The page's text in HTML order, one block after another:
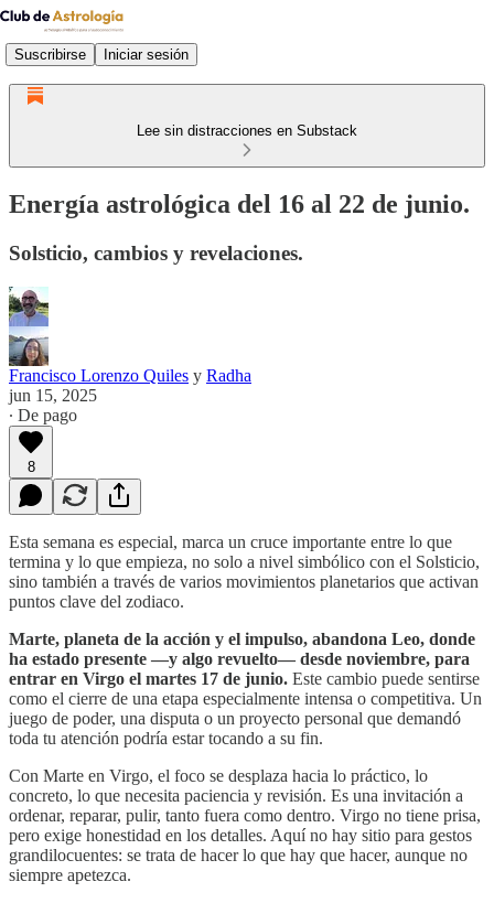
Suscribirse Iniciar sesión
Lee sin distracciones en Substack
Energía astrológica del 16 al 22 de junio.
Solsticio, cambios y revelaciones.
Francisco Lorenzo Quiles y Radha
jun 15, 2025
∙ De pago
8
Esta semana es especial, marca un cruce importante entre lo que
termina y lo que empieza, no solo a nivel simbólico con el Solsticio,
sino también a través de varios movimientos planetarios que activan
puntos clave del zodiaco.
Marte, planeta de la acción y el impulso, abandona Leo, donde
ha estado presente —y algo revuelto— desde noviembre, para
entrar en Virgo el martes 17 de junio. Este cambio puede sentirse
como el cierre de una etapa especialmente intensa o competitiva. Un
juego de poder, una disputa o un proyecto personal que demandó
toda tu atención podría estar tocando a su fin.
Con Marte en Virgo, el foco se desplaza hacia lo práctico, lo
concreto, lo que necesita paciencia y revisión. Es una invitación a
ordenar, reparar, pulir, tanto fuera como dentro. Virgo no tiene prisa,
pero exige honestidad en los detalles. Aquí no hay sitio para gestos
grandilocuentes: se trata de hacer lo que hay que hacer, aunque no
siempre apetezca.